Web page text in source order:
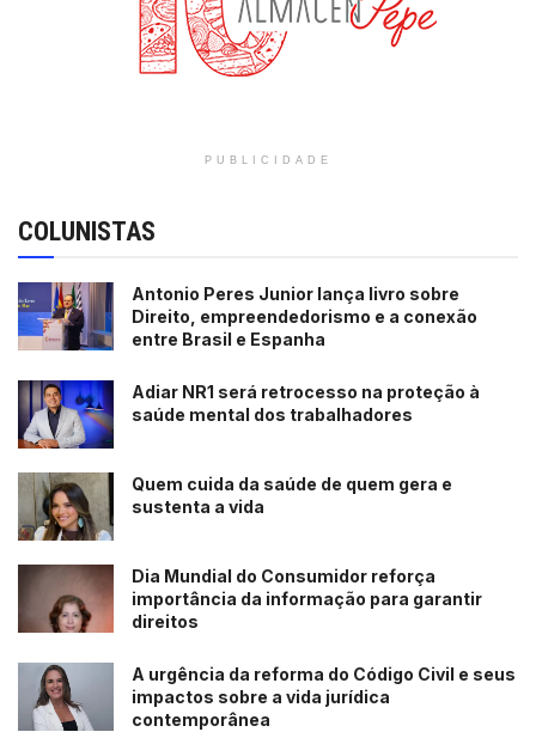
PUBLICIDADE
COLUNISTAS
Antonio Peres Junior lança livro sobre
Direito, empreendedorismo e a conexão
entre Brasil e Espanha
Adiar NR1 será retrocesso na proteção à
saúde mental dos trabalhadores
Quem cuida da saúde de quem gera e
sustenta a vida
Dia Mundial do Consumidor reforça
importância da informação para garantir
direitos
A urgência da reforma do Código Civil e seus
impactos sobre a vida jurídica
contemporânea